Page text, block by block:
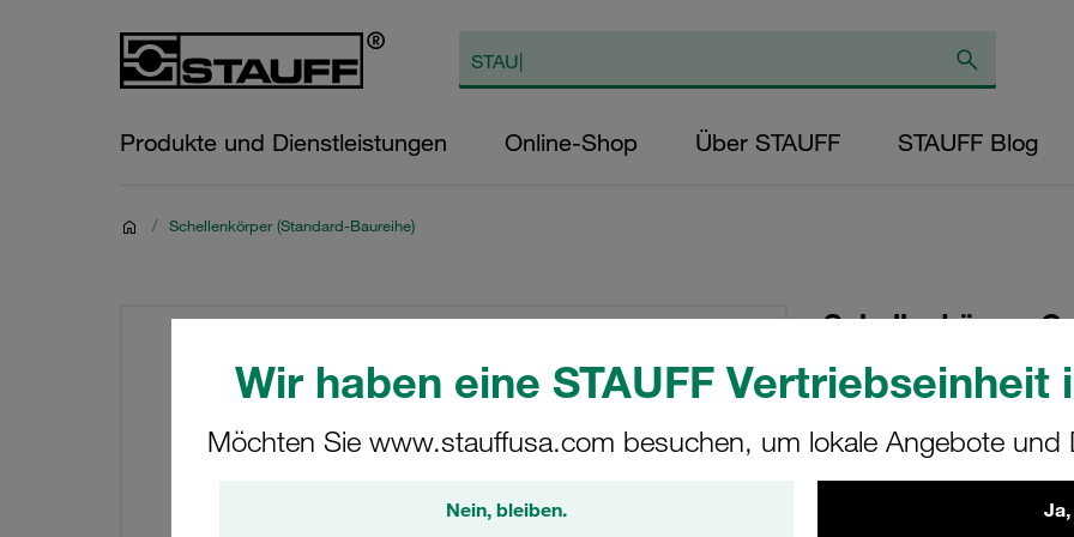
Wir haben eine STAUFF Vertriebseinheit
Möchten Sie www.stauffusa.com besuchen, um lokale Angebote und
Nein, bleiben.
Produkte und Dienstleistungen Online-Shop Über STAUFF STAUFF Blog
/ Schellenkörper (Standard-Baureihe)
Schellenkörper
Vorspannung DIN
325-SA87
STAUFF Materialnr.